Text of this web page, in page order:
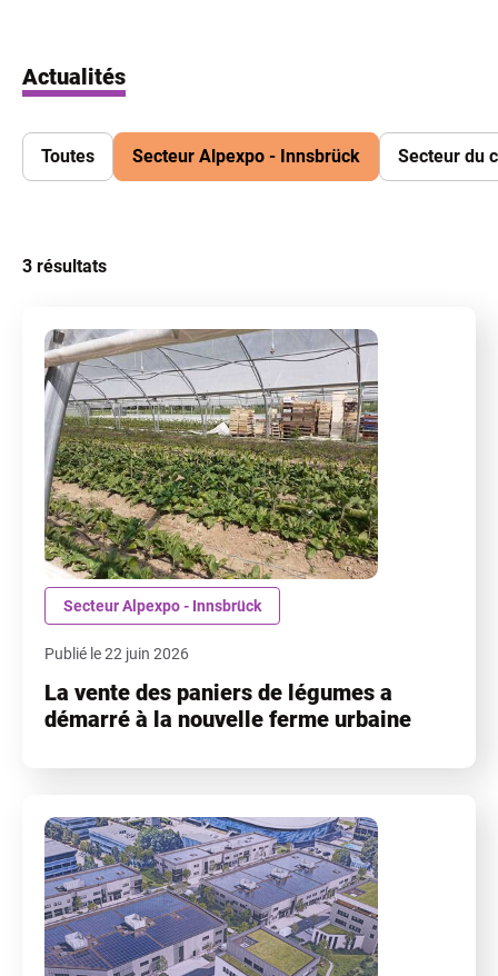
Actualités
Toutes Secteur Alpexpo - Innsbrück Secteur du
3 résultats
La vente des paniers de légumes a
démarré à la nouvelle ferme urbaine
Publié le 22 juin 2026
Secteur Alpexpo - Innsbrück